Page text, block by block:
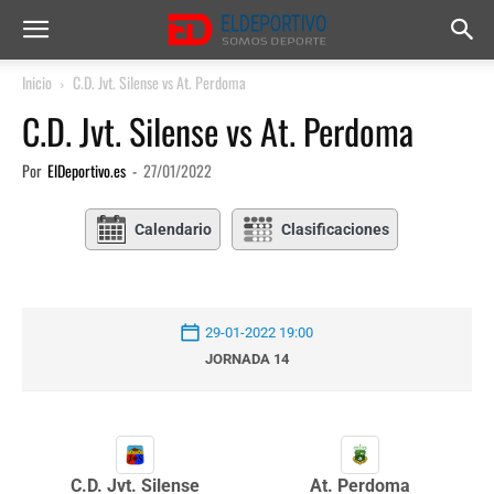
Inicio C.D. Jvt. Silense vs At. Perdoma
C.D. Jvt. Silense vs At. Perdoma
Por ElDeportivo.es - 27/01/2022
Calendario Clasificaciones
29-01-2022 19:00
JORNADA 14
C.D. Jvt. Silense At. Perdoma